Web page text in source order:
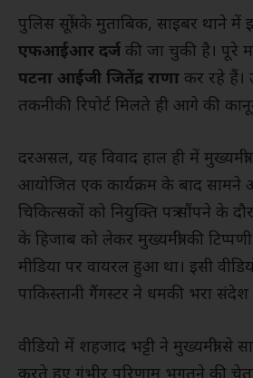
पुलिस सूत्रों के मुताबिक, साइबर थाने
एफआईआर दर्ज की जा चुकी है। पूरे
पटना आईजी जितेंद्र राणा कर रहे हैं।
तकनीकी रिपोर्ट मिलते ही आगे की
दरअसल, यह विवाद हाल ही में
आयोजित एक कार्यक्रम के बाद
चिकित्सकों को नियुक्ति पत्र सौंपने के
के हिजाब को लेकर मुख्यमंत्री की
मीडिया पर वायरल हुआ था। इसी
पाकिस्तानी गैंगस्टर ने धमकी भरा संदेश
वीडियो में शहजाद भट्टी ने मुख्यमंत्री से